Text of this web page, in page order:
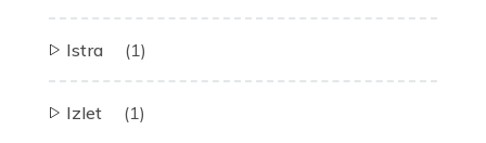
Istra (1)
Izlet (1)